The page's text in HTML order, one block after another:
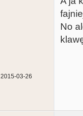
2015-03-26
No